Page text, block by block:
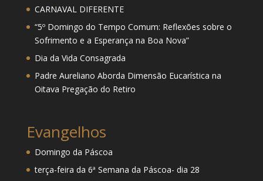
CARNAVAL DIFERENTE
“5º Domingo do Tempo Comum: Reflexões sobre o
Sofrimento e a Esperança na Boa Nova”
Dia da Vida Consagrada
Padre Aureliano Aborda Dimensão Eucarística na
Oitava Pregação do Retiro
Evangelhos
Domingo da Páscoa
terça-feira da 6ª Semana da Páscoa- dia 28